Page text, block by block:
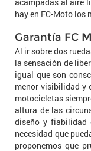
acampadas al aire
hay en FC-Moto los
Garantía FC
Al ir sobre dos
la sensación de
igual que son
menor visibilidad y
motocicletas
altura de las
diseño y fiabilidad
necesidad que
proponemos que